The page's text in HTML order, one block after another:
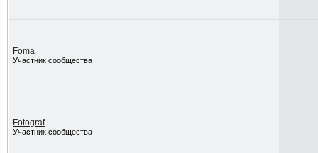
Foma
Участник сообщества
Fotograf
Участник сообщества